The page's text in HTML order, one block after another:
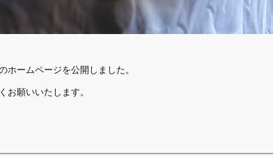
ホームページを公開しました。
お願いいたします。